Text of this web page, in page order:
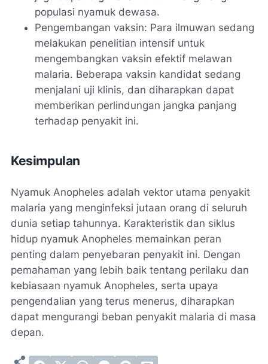
populasi nyamuk dewasa.
Pengembangan vaksin: Para ilmuwan sedang
melakukan penelitian intensif untuk
mengembangkan vaksin efektif melawan
malaria. Beberapa vaksin kandidat sedang
menjalani uji klinis, dan diharapkan dapat
memberikan perlindungan jangka panjang
terhadap penyakit ini.
Kesimpulan
Nyamuk Anopheles adalah vektor utama penyakit
malaria yang menginfeksi jutaan orang di seluruh
dunia setiap tahunnya. Karakteristik dan siklus
hidup nyamuk Anopheles memainkan peran
penting dalam penyebaran penyakit ini. Dengan
pemahaman yang lebih baik tentang perilaku dan
kebiasaan nyamuk Anopheles, serta upaya
pengendalian yang terus menerus, diharapkan
dapat mengurangi beban penyakit malaria di masa
depan.